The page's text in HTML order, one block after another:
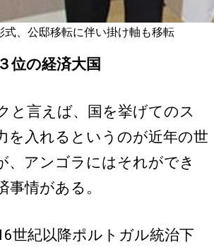
式、公邸移転に伴い掛け軸も移転
位の経済大国
と言えば、国を挙げてのス
を入れるというのが近年の世
、アンゴラにはそれができ
事情がある。
世紀以降ポルトガル統治下